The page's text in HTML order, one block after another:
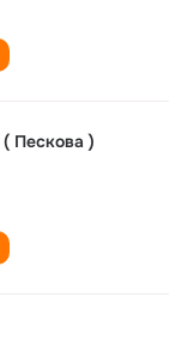
Любовь Шишалова ( Пескова )